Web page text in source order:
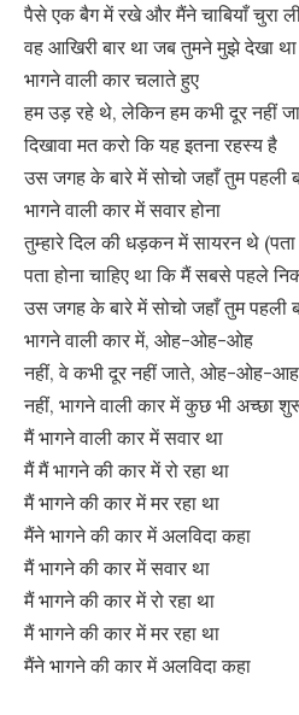
पैसे एक बैग में रखे और मैंने चाबियाँ चुरा
वह आखिरी बार था जब तुमने मुझे देखा
भागने वाली कार चलाते हुए
हम उड़ रहे थे, लेकिन हम कभी दूर नहीं जा
दिखावा मत करो कि यह इतना रहस्य है
उस जगह के बारे में सोचो जहाँ तुम पहली
भागने वाली कार में सवार होना
तुम्हारे दिल की धड़कन में सायरन थे (पता
पता होना चाहिए था कि मैं सबसे पहले
उस जगह के बारे में सोचो जहाँ तुम पहली
भागने वाली कार में, ओह-ओह-ओह
नहीं, वे कभी दूर नहीं जाते, ओह-ओह-आह
नहीं, भागने वाली कार में कुछ भी अच्छा
मैं भागने वाली कार में सवार था
मैं मैं भागने की कार में रो रहा था
मैं भागने की कार में मर रहा था
मैंने भागने की कार में अलविदा कहा
मैं भागने की कार में सवार था
मैं भागने की कार में रो रहा था
मैं भागने की कार में मर रहा था
मैंने भागने की कार में अलविदा कहा